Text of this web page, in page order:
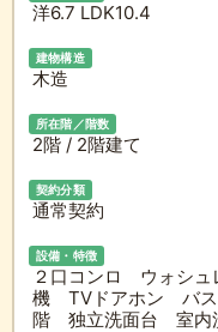
洋6.7 LDK10.4
建物構造
木造
所在階／階数
2階 / 2階建て
契約分類
通常契約
設備・特徴
２口コンロ ウォシ
機 TVドアホン バ
階 独立洗面台 室内